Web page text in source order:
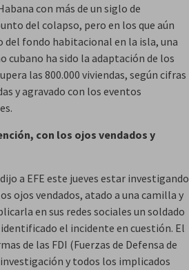
con más de un siglo de
del colapso, pero en los que aún
fondo habitacional en la isla, una
cubano ha sido la adaptación de los
las 800.000 viviendas, según cifras
y agravado con los eventos
con los ojos vendados y
a EFE este jueves estar investigando
ojos vendados, atado a una camilla y
en sus redes sociales un soldado
el incidente en cuestión. El
de las FDI (Fuerzas de Defensa de
y todos los implicados